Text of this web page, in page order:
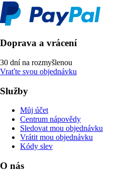
Doprava a vrácení
30 dní na rozmyšlenou
Vraťte svou objednávku
Služby
Můj účet
Centrum nápovědy
Sledovat mou objednávku
Vrátit mou objednávku
Kódy slev
O nás